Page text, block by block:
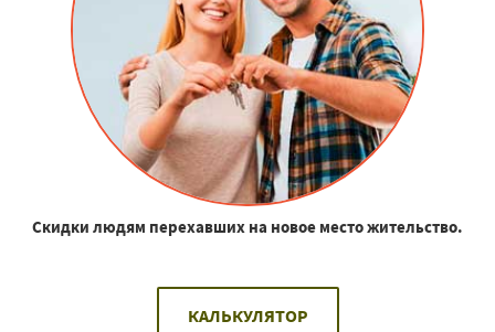
Скидки людям перехавших на новое место жительство.
КАЛЬКУЛЯТОР